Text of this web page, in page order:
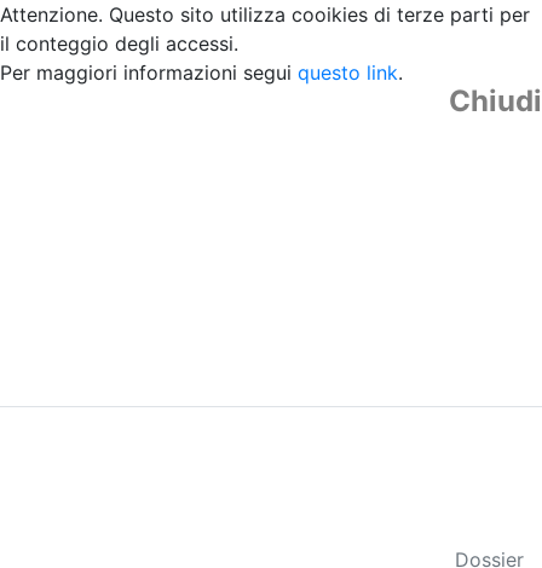
Attenzione. Questo sito utilizza cooikies di terze parti per
il conteggio degli accessi.
Per maggiori informazioni segui questo link.
Chiudi
Dossier